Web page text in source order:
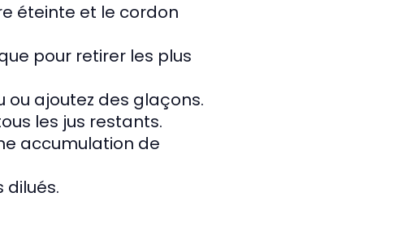
éteinte et le cordon
pour retirer les plus
ou ajoutez des glaçons.
les jus restants.
accumulation de
dilués.